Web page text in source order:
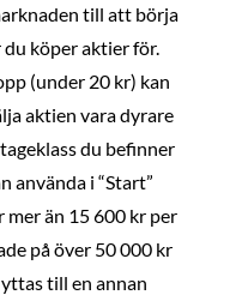
till att börja
köper aktier för.
(under 20 kr) kan
aktien vara dyrare
du befinner
använda i “Start”
mer än 15 600 kr per
på över 50 000 kr
till en annan